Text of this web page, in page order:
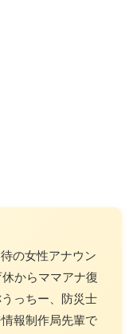
の女性アナウン
からママアナ復
っちー、防災士
報制作局先輩で